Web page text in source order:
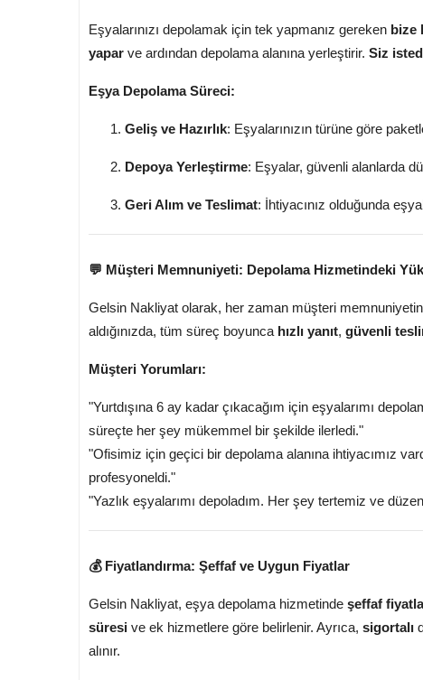
Eşyalarınızı depolamak için tek yapmanız gereken bize
yapar ve ardından depolama alanına yerleştirir. Siz
Eşya Depolama Süreci:
Geliş ve Hazırlık: Eşyalarınızın türüne göre
Depoya Yerleştirme: Eşyalar, güvenli alanlarda
Geri Alım ve Teslimat: İhtiyacınız olduğunda
💬 Müşteri Memnuniyeti: Depolama Hizmetindeki
Gelsin Nakliyat olarak, her zaman müşteri
aldığınızda, tüm süreç boyunca hızlı yanıt, güvenli
Müşteri Yorumları:
"Yurtdışına 6 ay kadar çıkacağım için eşyalarımı
süreçte her şey mükemmel bir şekilde ilerledi."
"Ofisimiz için geçici bir depolama alanına ihtiyacımız
profesyoneldi."
"Yazlık eşyalarımı depoladım. Her şey tertemiz ve
💰 Fiyatlandırma: Şeffaf ve Uygun Fiyatlar
Gelsin Nakliyat, eşya depolama hizmetinde şeffaf
süresi ve ek hizmetlere göre belirlenir. Ayrıca, sigortalı
alınır.